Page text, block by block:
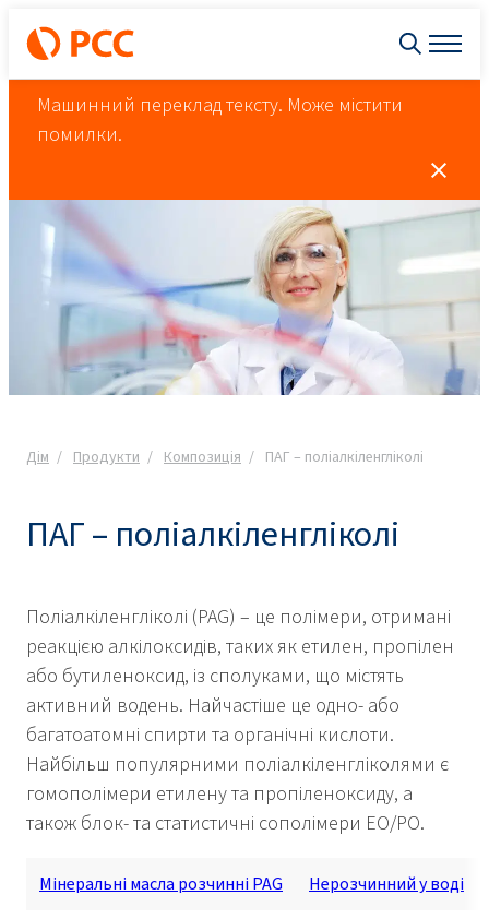
Машинний переклад тексту. Може містити
помилки.
Дім Продукти Композиція ПАГ – поліалкіленгліколі
ПАГ – поліалкіленгліколі
Поліалкіленгліколі (PAG) – це полімери, отримані
реакцією алкілоксидів, таких як етилен, пропілен
або бутиленоксид, із сполуками, що містять
активний водень. Найчастіше це одно- або
багатоатомні спирти та органічні кислоти.
Найбільш популярними поліалкіленгліколями є
гомополімери етилену та пропіленоксиду, а
також блок- та статистичні сополімери EO/PO.
Мінеральні масла розчинні PAG Нерозчинний у воді